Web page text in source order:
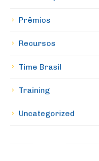
Prêmios
Recursos
Time Brasil
Training
Uncategorized